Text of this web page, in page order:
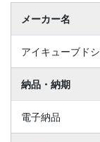
メーカー名
アイキューブド
納品・納期
電子納品